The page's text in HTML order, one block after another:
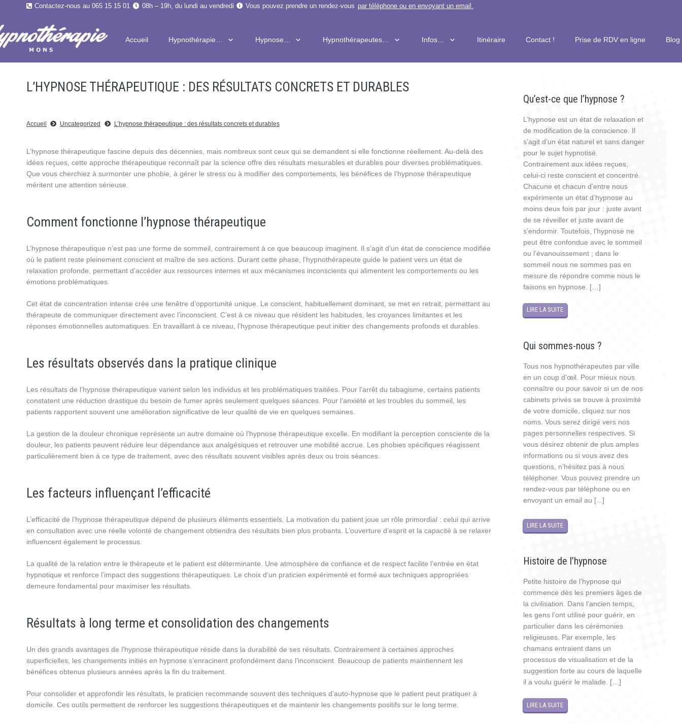
Contactez-nous au 065 15 15 01 08h – 19h, du lundi au vendredi Vous pouvez prendre un rendez-vous par téléphone ou en envoyant un email .
Accueil Hypnothérapie… Hypnose… Hypnothérapeutes… Infos… Itinéraire Contact ! Prise de RDV en ligne Blog
L’HYPNOSE THÉRAPEUTIQUE : DES RÉSULTATS CONCRETS ET DURABLES
Accueil Uncategorized L’hypnose thérapeutique : des résultats concrets et durables
L’hypnose thérapeutique fascine depuis des décennies, mais nombreux sont ceux qui se demandent si elle fonctionne réellement. Au-delà des
idées reçues, cette approche thérapeutique reconnaît par la science offre des résultats mesurables et durables pour diverses problématiques.
Que vous cherchiez à surmonter une phobie, à gérer le stress ou à modifier des comportements, les bénéfices de l’hypnose thérapeutique
méritent une attention sérieuse.
Comment fonctionne l’hypnose thérapeutique
L’hypnose thérapeutique n’est pas une forme de sommeil, contrairement à ce que beaucoup imaginent. Il s’agit d’un état de conscience modifiée
où le patient reste pleinement conscient et maître de ses actions. Durant cette phase, l’hypnothérapeute guide le patient vers un état de
relaxation profonde, permettant d’accéder aux ressources internes et aux mécanismes inconscients qui alimentent les comportements ou les
émotions problématiques.
Cet état de concentration intense crée une fenêtre d’opportunité unique. Le conscient, habituellement dominant, se met en retrait, permettant au
thérapeute de communiquer directement avec l’inconscient. C’est à ce niveau que résident les habitudes, les croyances limitantes et les
réponses émotionnelles automatiques. En travaillant à ce niveau, l’hypnose thérapeutique peut initier des changements profonds et durables.
Les résultats observés dans la pratique clinique
Les résultats de l’hypnose thérapeutique varient selon les individus et les problématiques traitées. Pour l’arrêt du tabagisme, certains patients
constatent une réduction drastique du besoin de fumer après seulement quelques séances. Pour l’anxiété et les troubles du sommeil, les
patients rapportent souvent une amélioration significative de leur qualité de vie en quelques semaines.
La gestion de la douleur chronique représente un autre domaine où l’hypnose thérapeutique excelle. En modifiant la perception consciente de la
douleur, les patients peuvent réduire leur dépendance aux analgésiques et retrouver une mobilité accrue. Les phobies spécifiques réagissent
particulièrement bien à ce type de traitement, avec des résultats souvent visibles après deux ou trois séances.
Les facteurs influençant l’efficacité
L’efficacité de l’hypnose thérapeutique dépend de plusieurs éléments essentiels. La motivation du patient joue un rôle primordial : celui qui arrive
en consultation avec une réelle volonté de changement obtiendra des résultats bien plus probants. L’ouverture d’esprit et la capacité à se relaxer
influencent également le processus.
La qualité de la relation entre le thérapeute et le patient est déterminante. Une atmosphère de confiance et de respect facilite l’entrée en état
hypnotique et renforce l’impact des suggestions thérapeutiques. Le choix d’un praticien expérimenté et formé aux techniques appropriées
demeure fondamental pour maximiser les résultats.
Résultats à long terme et consolidation des changements
Un des grands avantages de l’hypnose thérapeutique réside dans la durabilité de ses résultats. Contrairement à certaines approches
superficielles, les changements initiés en hypnose s’enracinent profondément dans l’inconscient. Beaucoup de patients maintiennent les
bénéfices obtenus plusieurs années après la fin du traitement.
Pour consolider et approfondir les résultats, le praticien recommande souvent des techniques d’auto-hypnose que le patient peut pratiquer à
domicile. Ces outils permettent de renforcer les suggestions thérapeutiques et de maintenir les changements positifs sur le long terme.
Qu’est-ce que l’hypnose ?
L’hypnose est un état de relaxation et
de modification de la conscience. Il
s’agit d’un état naturel et sans danger
pour le sujet hypnotisé.
Contrairement aux idées reçues,
celui-ci reste conscient et concentré.
Chacune et chacun d’entre nous
expérimente un état d’hypnose au
moins deux fois par jour : juste avant
de se réveiller et juste avant de
s’endormir. Toutefois, l’hypnose ne
peut être confondue avec le sommeil
ou l’évanouissement ; dans le
sommeil nous ne sommes pas en
mesure de répondre comme nous le
faisons en hypnose. […]
LIRE LA SUITE
Qui sommes-nous ?
Tous nos hypnothérapeutes par ville
en un coup d'œil. Pour mieux nous
connaître ou pour savoir si un de nos
cabinets privés se trouve à proximité
de votre domicile, cliquez sur nos
noms. Vous serez dirigé vers nos
pages personnelles respectives. Si
vous désirez obtenir de plus amples
informations ou si vous avez des
questions, n’hésitez pas à nous
téléphoner. Vous pouvez prendre un
rendez-vous par téléphone ou en
envoyant un email au [...]
LIRE LA SUITE
Histoire de l’hypnose
Petite histoire de l’hypnose qui
commence dès les premiers âges de
la civilisation. Dans l’ancien temps,
les gens l’ont utilisé pour guérir, en
particulier dans les cérémonies
religieuses. Par exemple, les
chamans entraient dans un
processus de visualisation et de la
suggestion forte au cours de laquelle
il a voulu guérir le malade. […]
LIRE LA SUITE